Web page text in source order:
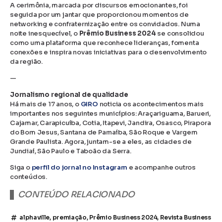
A cerimônia, marcada por discursos emocionantes, foi
seguida por um jantar que proporcionou momentos de
networking e confraternização entre os convidados. Numa
noite inesquecível, o Prêmio Business 2024se consolidou
como uma plataforma que reconhece lideranças, fomenta
conexões e inspira novas iniciativas para o desenvolvimento
da região.
—
Jornalismo regional de qualidade
Há mais de 17 anos, o GIRO noticia os acontecimentos mais
importantes nos seguintes municípios: Araçariguama, Barueri,
Cajamar, Carapicuíba, Cotia, Itapevi, Jandira, Osasco, Pirapora
do Bom Jesus, Santana de Parnaíba, São Roque e Vargem
Grande Paulista. Agora, juntam-se a eles, as cidades de
Jundiaí, São Paulo e Taboão da Serra.
Siga o perfil do jornal no Instagram e acompanhe outros
conteúdos.
CONTEÚDO RELACIONADO
alphaville, premiação, Prêmio Business 2024, Revista Business